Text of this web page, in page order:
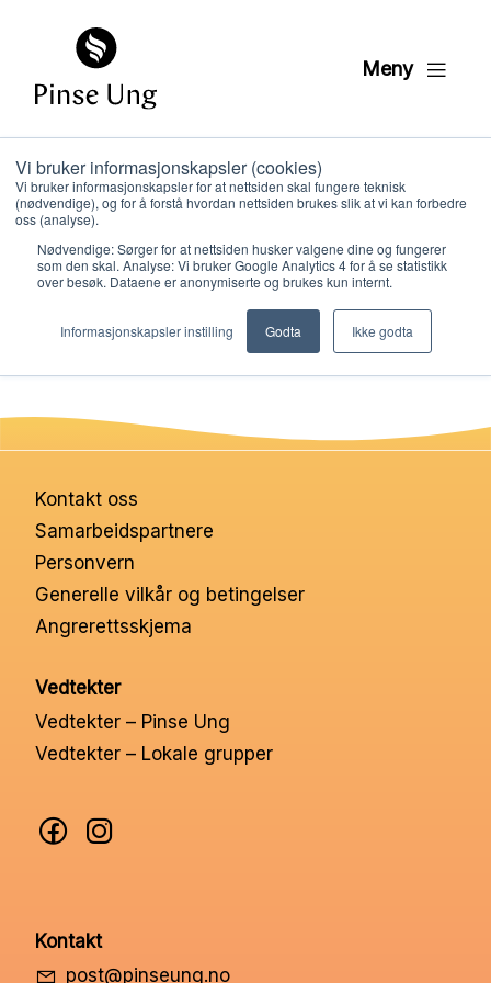
Vi bruker informasjonskapsler (cookies)
Vi bruker informasjonskapsler for at nettsiden skal fungere teknisk
(nødvendige), og for å forstå hvordan nettsiden brukes slik at vi kan forbedre
oss (analyse).
Nødvendige: Sørger for at nettsiden husker valgene dine og fungerer
som den skal. Analyse: Vi bruker Google Analytics 4 for å se statistikk
over besøk. Dataene er anonymiserte og brukes kun internt.
Informasjonskapsler instilling Godta Ikke godta
Meny
Barnevelsignelse
program
PER KRISTIAN LØVE
Kontakt oss
Samarbeidspartnere
Personvern
Generelle vilkår og betingelser
Angrerettsskjema
Vedtekter
Vedtekter – Pinse Ung
Vedtekter – Lokale grupper
Kontakt
post@pinseung.no
Hva vi gjør
Ressurser
Nettbutikk
Kontakt oss
Min konto